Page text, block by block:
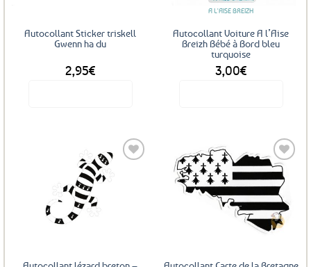
Autocollant Sticker triskell
Gwenn ha du
2,95€
A L'AISE BREIZH
Autocollant Voiture A l’Aise
Breizh Bébé à Bord bleu
turquoise
3,00€
Ajouter
aux
favoris